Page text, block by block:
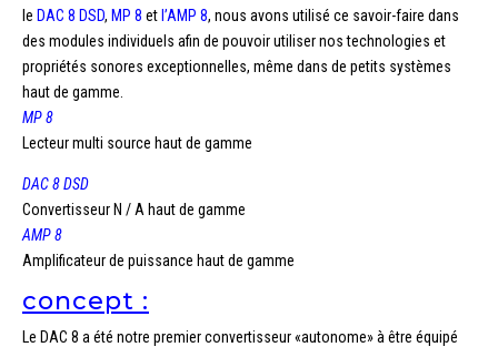
le DAC 8 DSD, MP 8 et l’AMP 8, nous avons utilisé ce savoir-faire dans
des modules individuels afin de pouvoir utiliser nos technologies et
propriétés sonores exceptionnelles, même dans de petits systèmes
haut de gamme.
MP 8
Lecteur multi source haut de gamme
DAC 8 DSD
Convertisseur N / A haut de gamme
AMP 8
Amplificateur de puissance haut de gamme
concept :
Le DAC 8 a été notre premier convertisseur «autonome» à être équipé